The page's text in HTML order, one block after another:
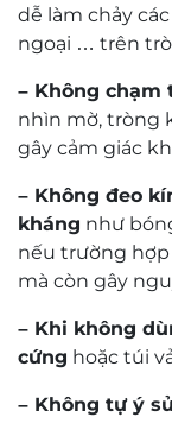
dễ làm chảy
ngoại … trên
– Không chạm
nhìn mờ, tròng
gây cảm giác
– Không đeo
kháng như
nếu trường
mà còn gây
– Khi không
cứng hoặc túi
– Không tự ý